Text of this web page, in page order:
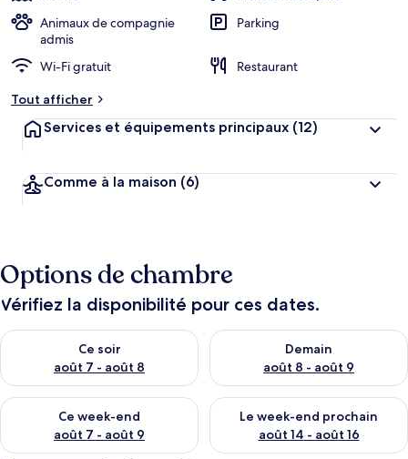
Animaux de compagnie
admis
Parking
Wi-Fi gratuit
Restaurant
Tout afficher
Services et équipements principaux (12)
Comme à la maison (6)
Options de chambre
Vérifiez la disponibilité pour ces dates.
Ce soir
août 7 - août 8
Vérifier la disponibilité pour ce soir août 7 - août 8
Demain
août 8 - août 9
Vérifier la disponibilité pour
Ce week-end
août 7 - août 9
Vérifier la disponibilité pour ce week-end août 7 - août 9
Le week-end prochain
août 14 - août 16
Vérifier la disponibilité pour